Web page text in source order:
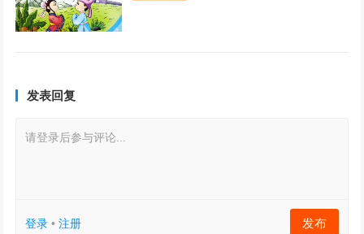
发表回复
请登录后参与评论...
登录 •注册 发布